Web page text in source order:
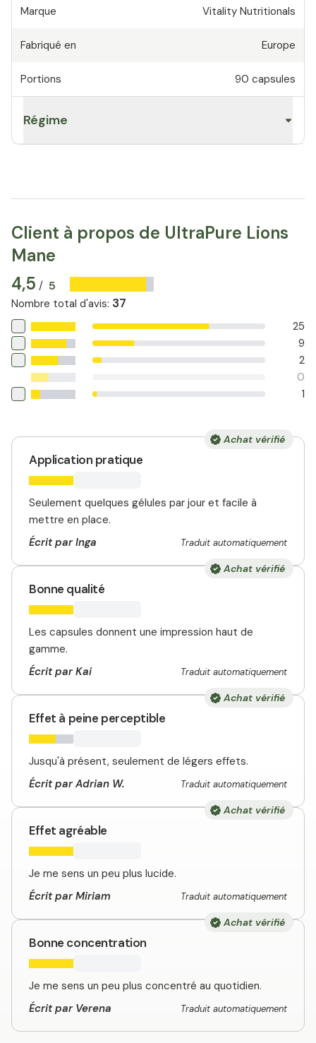
Marque Vitality Nutritionals
Fabriqué en Europe
Portions 90 capsules
Régime
Client à propos de UltraPure Lions
Mane
4,5 / 5
Nombre total d'avis: 37
25
9
2
0
1
Achat vérifié
Application pratique
Seulement quelques gélules par jour et facile à
mettre en place.
Écrit par Inga
Traduit automatiquement
Achat vérifié
Bonne qualité
Les capsules donnent une impression haut de
gamme.
Écrit par Kai
Traduit automatiquement
Achat vérifié
Effet à peine perceptible
Jusqu'à présent, seulement de légers effets.
Écrit par Adrian W.
Traduit automatiquement
Achat vérifié
Effet agréable
Je me sens un peu plus lucide.
Écrit par Miriam
Traduit automatiquement
Achat vérifié
Bonne concentration
Je me sens un peu plus concentré au quotidien.
Écrit par Verena
Traduit automatiquement